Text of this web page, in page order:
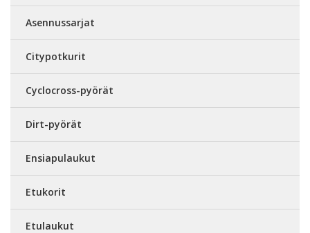
Asennussarjat
Citypotkurit
Cyclocross-pyörät
Dirt-pyörät
Ensiapulaukut
Etukorit
Etulaukut